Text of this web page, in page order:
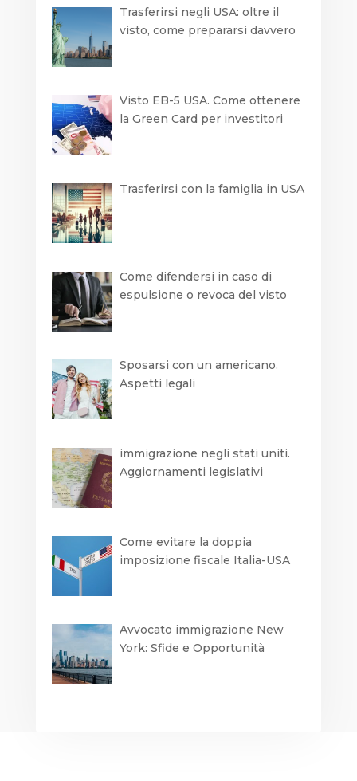
Trasferirsi negli USA: oltre il
visto, come prepararsi davvero
Visto EB-5 USA. Come ottenere
la Green Card per investitori
Trasferirsi con la famiglia in USA
Come difendersi in caso di
espulsione o revoca del visto
Sposarsi con un americano.
Aspetti legali
immigrazione negli stati uniti.
Aggiornamenti legislativi
Come evitare la doppia
imposizione fiscale Italia-USA
Avvocato immigrazione New
York: Sfide e Opportunità